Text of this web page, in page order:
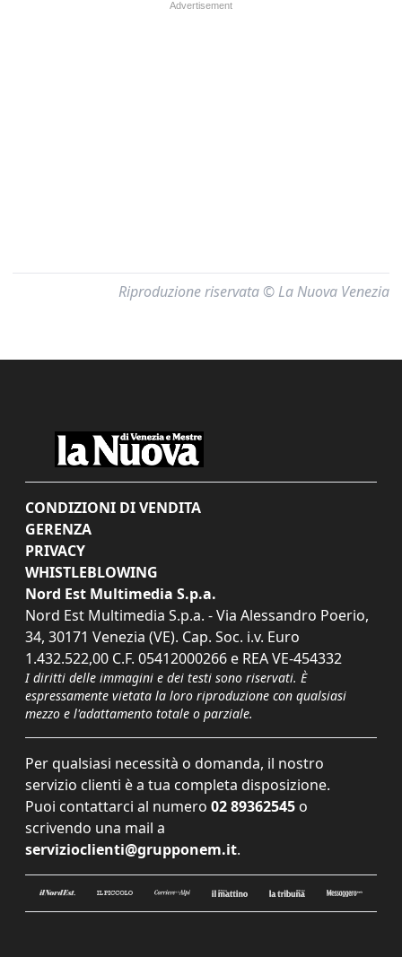
Riproduzione riservata © La Nuova Venezia
CONDIZIONI DI VENDITA
GERENZA
PRIVACY
WHISTLEBLOWING
Nord Est Multimedia S.p.a.
Nord Est Multimedia S.p.a. - Via Alessandro Poerio,
34, 30171 Venezia (VE). Cap. Soc. i.v. Euro
1.432.522,00 C.F. 05412000266 e REA VE-454332
I diritti delle immagini e dei testi sono riservati. È
espressamente vietata la loro riproduzione con qualsiasi
mezzo e l'adattamento totale o parziale.
Per qualsiasi necessità o domanda, il nostro
servizio clienti è a tua completa disposizione.
Puoi contattarci al numero 02 89362545 o
scrivendo una mail a
servizioclienti@grupponem.it.